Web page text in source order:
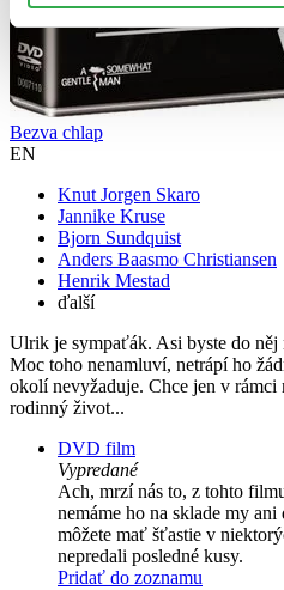
Bezva chlap
EN
Knut Jorgen Skaro
Jannike Kruse
Bjorn Sundquist
Anders Baasmo Christiansen
Henrik Mestad
ďalší
Ulrik je sympaťák. Asi byste do něj
Moc toho nenamluví, netrápí ho
okolí nevyžaduje. Chce jen v rámci
rodinný život...
DVD film
Vypredané
Ach, mrzí nás to, z tohto
nemáme ho na sklade my
môžete mať šťastie v
nepredali posledné kusy.
Pridať do zoznamu